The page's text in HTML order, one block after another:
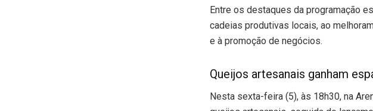
Entre os destaques da programação
cadeias produtivas locais, ao
e à promoção de negócios.
Queijos artesanais ganham
Nesta sexta-feira (5), às 18h30, na